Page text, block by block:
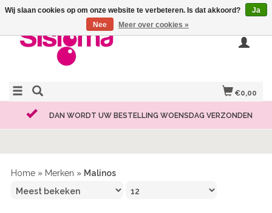
€0,00
DAN WORDT UW BESTELLING WOENSDAG VERZONDEN
Home » Merken » Malinos
Wij slaan cookies op om onze website te verbeteren. Is dat akkoord?
Ja
Nee
Meer over cookies »